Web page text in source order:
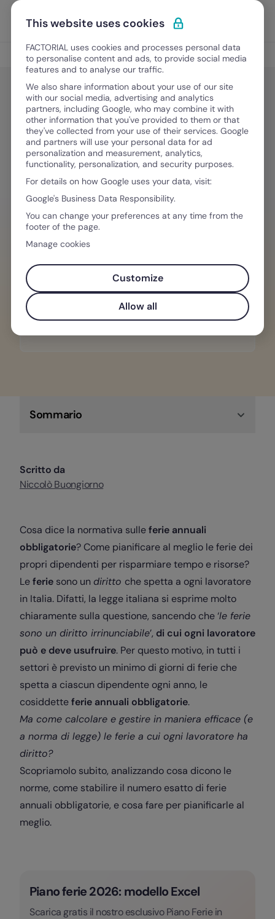
Vai al contenuto
Scopri Factorial
Gestione ferie e permessi
Gestione ferie e permessi
Ferie annuali obbligatorie: cosa dice
la normativa e come pianificarle al
meglio per risparmiare tempo
2 Marzo, 2026·7 minuti di lettura
HAI BISOGNO D´AIUTO PER GESTIRE I TEAM
Programma e gestisci ferie, permessi e
assenze dei tuoi team senza stress.
Sommario
Scritto da
Niccolò Buongiorno
Cosa dice la normativa sulleferie annuali
obbligatorie? Come pianificare al meglio le ferie dei
propri dipendenti per risparmiare tempo e risorse?
Leferie sono un diritto che spetta a ogni lavoratore
in Italia. Difatti, la legge italiana si esprime molto
chiaramente sulla questione, sancendo che ‘le ferie
sono un diritto irrinunciabile’, di cui ogni lavoratore
può e deve usufruire. Per questo motivo, in tutti i
settori è previsto un minimo di giorni di ferie che
spetta a ciascun dipendente ogni anno, le
cosiddetteferie annuali obbligatorie.
Ma come calcolare e gestire in maniera efficace (e
a norma di legge) le ferie a cui ogni lavoratore ha
diritto?
Scopriamolo subito, analizzando cosa dicono le
norme, come stabilire il numero esatto di ferie
annuali obbligatorie, e cosa fare per pianificarle al
meglio.
Piano ferie 2026: modello Excel
Scarica gratis il nostro esclusivo Piano Ferie in
This website uses cookies
FACTORIAL uses cookies and processes personal data
to personalise content and ads, to provide social media
features and to analyse our traffic.
We also share information about your use of our site
with our social media, advertising and analytics
partners, including Google, who may combine it with
other information that you've provided to them or that
they've collected from your use of their services. Google
and partners will use your personal data for ad
personalization and measurement, analytics,
functionality, personalization, and security purposes.
For details on how Google uses your data, visit:
Google's Business Data Responsibility.
You can change your preferences at any time from the
footer of the page.
Manage cookies
Customize
Allow all